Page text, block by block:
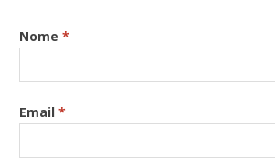
Nome*
Email*